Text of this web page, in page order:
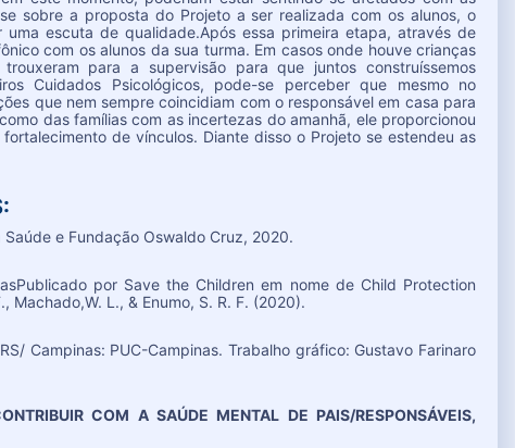
sobre a proposta do Projeto a ser realizada com os alunos, o
escuta de qualidade.Após essa primeira etapa, através de
com os alunos da sua turma. Em casos onde houve crianças
para a supervisão para que juntos construíssemos
Cuidados Psicológicos, pode-se perceber que mesmo no
que nem sempre coincidiam com o responsável em casa para
das famílias com as incertezas do amanhã, ele proporcionou
de vínculos. Diante disso o Projeto se estendeu as
e Fundação Oswaldo Cruz, 2020.
por Save the Children em nome de Child Protection
Machado,W. L., & Enumo, S. R. F. (2020).
Campinas: PUC-Campinas. Trabalho gráfico: Gustavo Farinaro
COM A SAÚDE MENTAL DE PAIS/RESPONSÁVEIS,